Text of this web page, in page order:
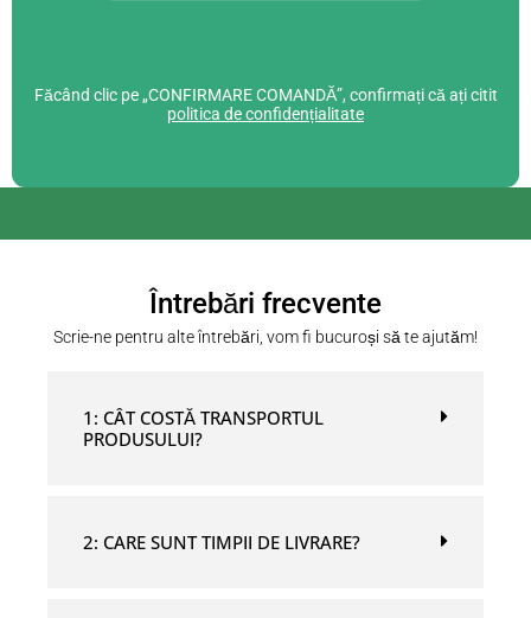
Făcând clic pe „CONFIRMARE COMANDĂ”, confirmați că ați citit
politica de confidențialitate
Întrebări frecvente
Scrie-ne pentru alte întrebări, vom fi bucuroși să te ajutăm!
1: CÂT COSTĂ TRANSPORTUL
PRODUSULUI?
2: CARE SUNT TIMPII DE LIVRARE?